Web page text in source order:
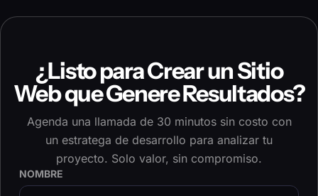
¿Listo para Crear un Sitio
Web que Genere Resultados?
Agenda una llamada de 30 minutos sin costo con
un estratega de desarrollo para analizar tu
proyecto. Solo valor, sin compromiso.
NOMBRE